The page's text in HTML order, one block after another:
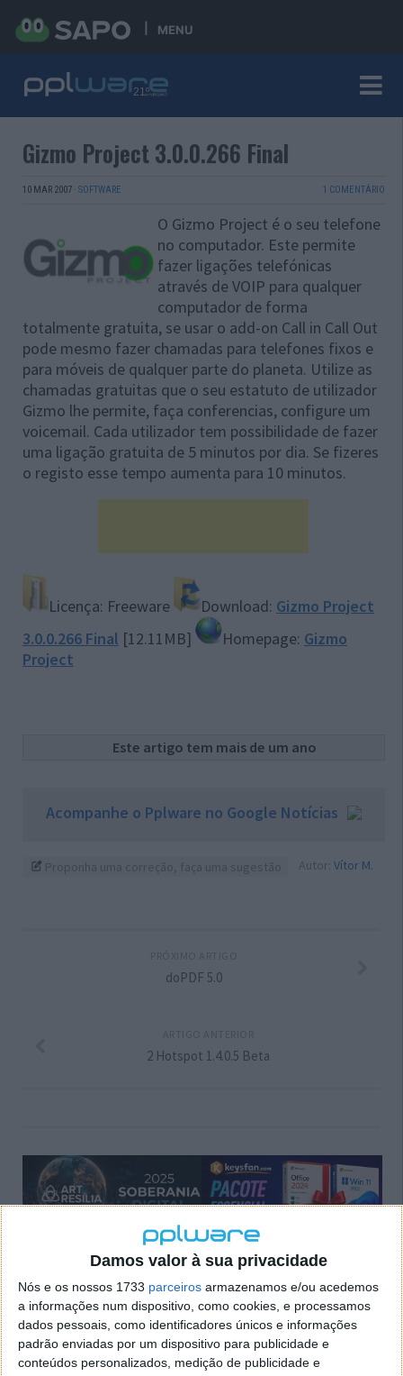
Damos valor à sua privacidade
Nós e os nossos 1733 parceiros armazenamos e/ou acedemos
a informações num dispositivo, como cookies, e processamos
dados pessoais, como identificadores únicos e informações
padrão enviadas por um dispositivo para publicidade e
conteúdos personalizados, medição de publicidade e
MENU
Gizmo Project 3.0.0.266 Final
10 MAR 2007 · SOFTWARE 1 COMENTÁRIO
O Gizmo Project é o seu telefone
no computador. Este permite
fazer ligações telefónicas
através de VOIP para qualquer
computador de forma
totalmente gratuita, se usar o add-on Call in Call Out
pode mesmo fazer chamadas para telefones fixos e
para móveis de qualquer parte do planeta. Utilize as
chamadas gratuitas que o seu estatuto de utilizador
Gizmo lhe permite, faça conferencias, configure um
voicemail. Cada utilizador tem possibilidade de fazer
uma ligação gratuita de 5 minutos por dia. Se fizeres
o registo esse tempo aumenta para 10 minutos.
Licença: Freeware Download: Gizmo Project
3.0.0.266 Final [12.11MB] Homepage: Gizmo
Project
Este artigo tem mais de um ano
Acompanhe o Pplware no Google Notícias
Autor:Vítor M.
doPDF 5.0
2 Hotspot 1.4.0.5 Beta
Comentários 1
Iv@n
13 de Março de 2007 às 22:44